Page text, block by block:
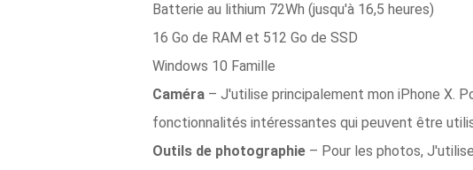
Batterie au lithium 72Wh (jusqu'à 16,5 heures)
16 Go de RAM et 512 Go de SSD
Windows 10 Famille
Caméra – J'utilise principalement mon iPhone X.
fonctionnalités intéressantes qui peuvent être
Outils de photographie – Pour les photos,